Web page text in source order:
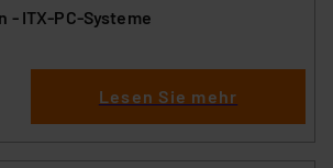
- ITX-PC-Systeme
Lesen Sie mehr